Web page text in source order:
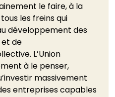
le faire, à la
les freins qui
développement des
de
L’Union
à le penser,
massivement
entreprises capables